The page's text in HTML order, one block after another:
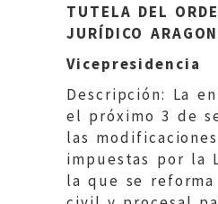
TUTELA DEL
JURÍDICO
Vicepresidencia
Descripción: La
el próximo 3 de
las
impuestas por la
la que se